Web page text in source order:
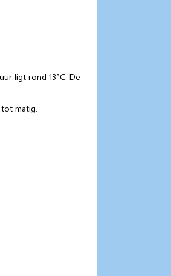
ligt rond 13°C. De
matig.